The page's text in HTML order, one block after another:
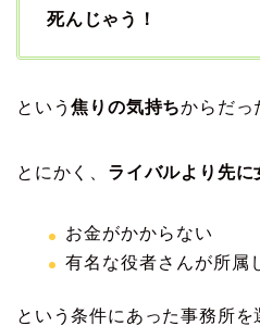
死んじゃう！
という焦りの気持ちからだっ
とにかく、 ライバルより先に
お金がかからない
有名な役者さんが所属
という条件にあった事務所を